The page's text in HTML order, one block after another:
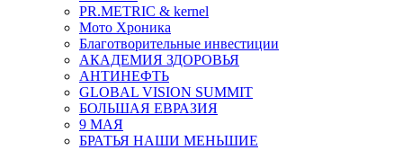
PR.METRIC & kernel
Мото Хроника
Благотворительные инвестиции
АКАДЕМИЯ ЗДОРОВЬЯ
АНТИНЕФТЬ
GLOBAL VISION SUMMIT
БОЛЬШАЯ ЕВРАЗИЯ
9 МАЯ
БРАТЬЯ НАШИ МЕНЬШИЕ